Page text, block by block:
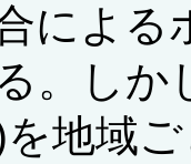
による
。しか
を地域